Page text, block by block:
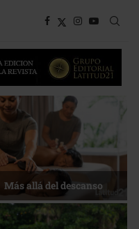
Energía que Impulsa la
competitividad